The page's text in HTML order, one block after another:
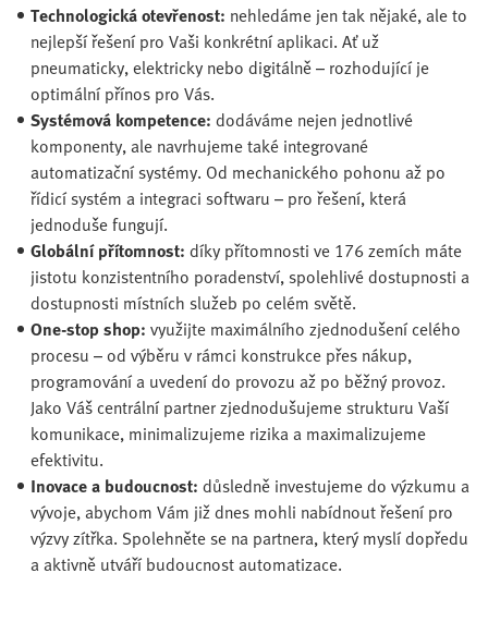
Technologická otevřenost: nehledáme jen tak nějaké, ale to
nejlepší řešení pro Vaši konkrétní aplikaci. Ať už
pneumaticky, elektricky nebo digitálně – rozhodující je
optimální přínos pro Vás.
Systémová kompetence: dodáváme nejen jednotlivé
komponenty, ale navrhujeme také integrované
automatizační systémy. Od mechanického pohonu až po
řídicí systém a integraci softwaru – pro řešení, která
jednoduše fungují.
Globální přítomnost: díky přítomnosti ve 176 zemích máte
jistotu konzistentního poradenství, spolehlivé dostupnosti a
dostupnosti místních služeb po celém světě.
One-stop shop: využijte maximálního zjednodušení celého
procesu – od výběru v rámci konstrukce přes nákup,
programování a uvedení do provozu až po běžný provoz.
Jako Váš centrální partner zjednodušujeme strukturu Vaší
komunikace, minimalizujeme rizika a maximalizujeme
efektivitu.
Inovace a budoucnost: důsledně investujeme do výzkumu a
vývoje, abychom Vám již dnes mohli nabídnout řešení pro
výzvy zítřka. Spolehněte se na partnera, který myslí dopředu
a aktivně utváří budoucnost automatizace.